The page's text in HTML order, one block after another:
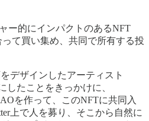
ー的にインパクトのあるNFT
て買い集め、共同で所有する投
デザインしたアーティスト
したことをきっかけに、
を作って、このNFTに共同入
上で人を募り、そこから自然に